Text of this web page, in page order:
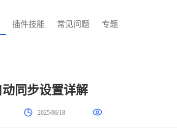
插件技能 常见问题 专题
同步设置详解
2025/06/18